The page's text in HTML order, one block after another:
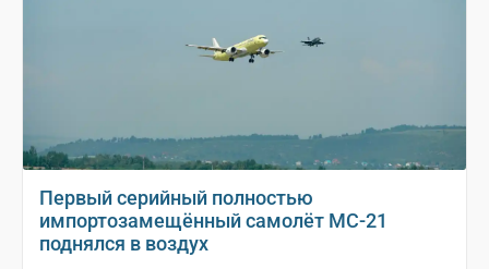
Первый серийный полностью
импортозамещённый самолёт МС-21
поднялся в воздух